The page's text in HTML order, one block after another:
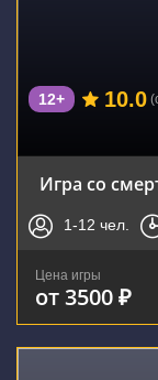
12+ 10.0
Игра со
1-12 чел.
Цена игры
от 3500 ₽